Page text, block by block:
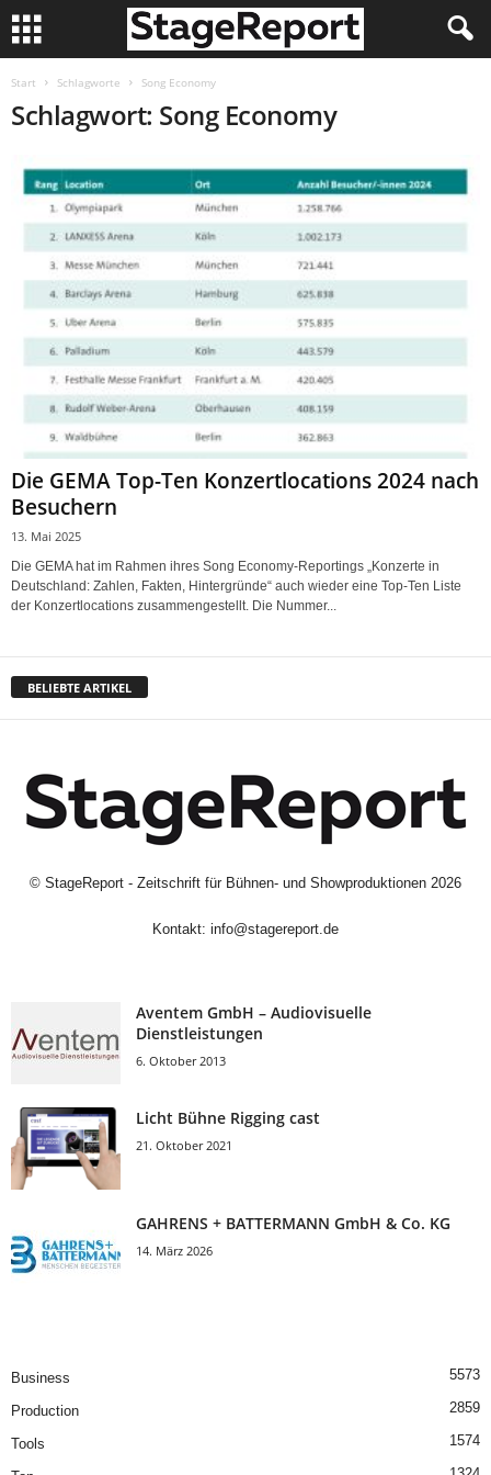
Start Schlagworte Song Economy
Schlagwort: Song Economy
Die GEMA Top-Ten Konzertlocations 2024 nach
Besuchern
13. Mai 2025
Die GEMA hat im Rahmen ihres Song Economy-Reportings „Konzerte in
Deutschland: Zahlen, Fakten, Hintergründe“ auch wieder eine Top-Ten Liste
der Konzertlocations zusammengestellt. Die Nummer...
BELIEBTE ARTIKEL
© StageReport - Zeitschrift für Bühnen- und Showproduktionen 2026
Kontakt: info@stagereport.de
Aventem GmbH – Audiovisuelle
Dienstleistungen
6. Oktober 2013
Licht Bühne Rigging cast
21. Oktober 2021
GAHRENS + BATTERMANN GmbH & Co. KG
14. März 2026
Business 5573
Production 2859
Tools 1574